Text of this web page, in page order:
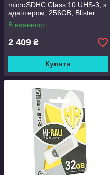
microSDHC Class 10 UHS-3, з
адаптером, 256GB, Blister
В наявності
2 409 ₴
Купити